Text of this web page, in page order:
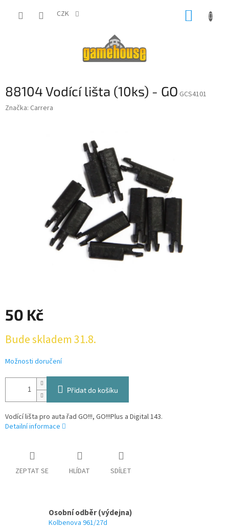
CZK
88104 Vodící lišta (10ks) - GO GCS4101
Značka: Carrera
50 Kč
cena:
Bude skladem 31.8.
Možnosti doručení
Přidat do košíku
Vodící lišta pro auta řad GO!!!, GO!!!Plus a Digital 143.
Detailní informace
ZEPTAT SE HLÍDAT SDÍLET
Osobní odběr (výdejna)
Kolbenova 961/27d